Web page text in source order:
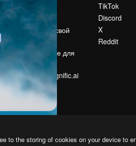
События
Slidesgo
Продайте свой
контент
Помещение для
прессы
Ищете magnific.ai
TikTok
Discord
X
Reddit
to the storing of cookies on your device to